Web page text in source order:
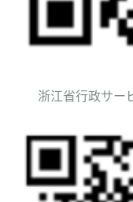
浙江省行政サー